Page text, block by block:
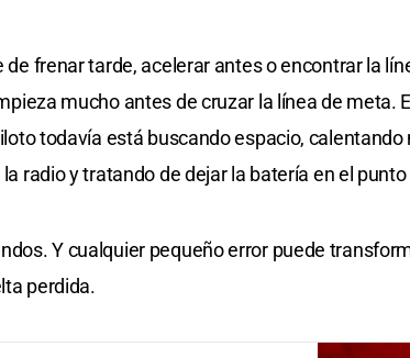
frenar tarde, acelerar antes o encontrar la
mucho antes de cruzar la línea de meta.
todavía está buscando espacio,
radio y tratando de dejar la batería en el
Y cualquier pequeño error puede
perdida.